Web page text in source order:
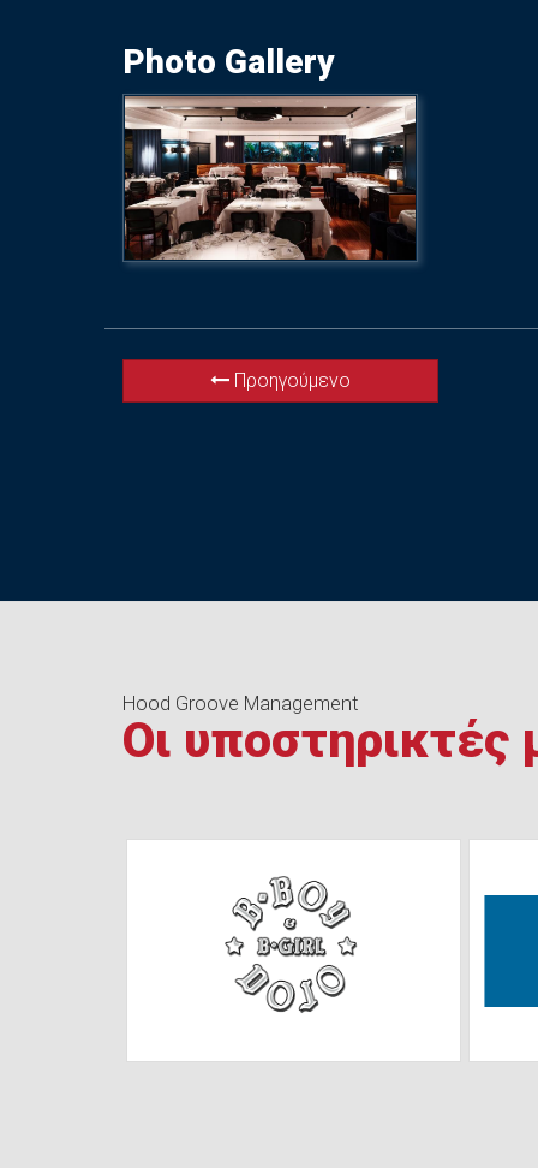
Photo Gallery
Προηγούμενο
Hood Groove Management
Οι υποστηρικτές